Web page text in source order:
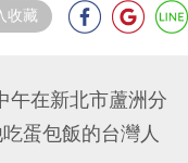
收藏
午在新北市蘆洲分
蛋包飯的台灣人